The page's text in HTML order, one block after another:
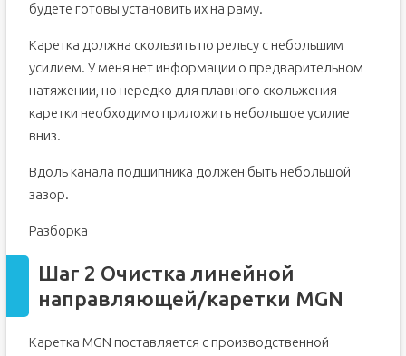
будете готовы установить их на раму.
Каретка должна скользить по рельсу с небольшим
усилием. У меня нет информации о предварительном
натяжении, но нередко для плавного скольжения
каретки необходимо приложить небольшое усилие
вниз.
Вдоль канала подшипника должен быть небольшой
зазор.
Разборка
Шаг 2 Очистка линейной
направляющей/каретки MGN
Каретка MGN поставляется с производственной